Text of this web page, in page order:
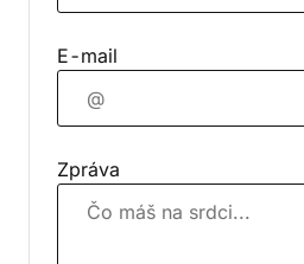
E-mail
Zpráva